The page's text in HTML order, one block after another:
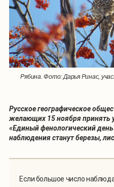
Рябина. Фото: Дарья Ринас,
Русское географическое
желающих 15 ноября принять
«Единый фенологический
наблюдения станут березы,
Если большое число